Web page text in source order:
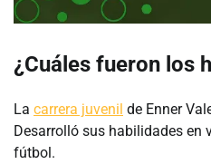
¿Cuáles fueron los
La carrera juvenil de Enner
Desarrolló sus habilidades en
fútbol.